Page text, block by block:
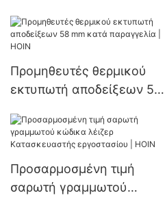
mm κατά παραγγελία |
HOIN
Προμηθευτές θερμικού
εκτυπωτή αποδείξεων 58
HOIN
Προσαρμοσμένη τιμή
σαρωτή γραμμωτού